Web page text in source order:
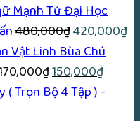
Mạnh Tử Đại Học
480,000₫Giá
gốc
là:
480,000₫.
420,000₫
Bùa Chú
₫Giá
gốc
150,000₫Giá
hiện